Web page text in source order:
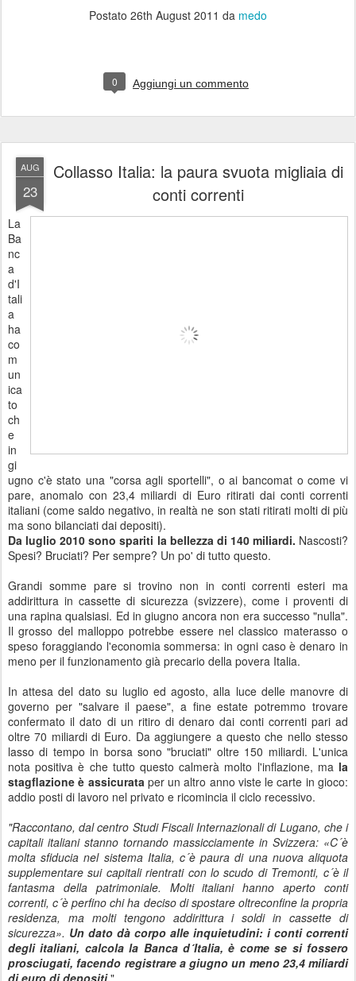
Postato 26th August 2011 da medo
0 Aggiungi un commento
AUG
23
Collasso Italia: la paura svuota migliaia di
conti correnti
La
Ba
nc
a
d'I
tali
a
ha
co
m
un
ica
to
ch
e
in
gi
ugno c'è stato una "corsa agli sportelli", o ai bancomat o come vi
pare, anomalo con 23,4 miliardi di Euro ritirati dai conti correnti
italiani (come saldo negativo, in realtà ne son stati ritirati molti di più
ma sono bilanciati dai depositi).
Da luglio 2010 sono spariti la bellezza di 140 miliardi. Nascosti?
Spesi? Bruciati? Per sempre? Un po' di tutto questo.
Grandi somme pare si trovino non in conti correnti esteri ma
addirittura in cassette di sicurezza (svizzere), come i proventi di
una rapina qualsiasi. Ed in giugno ancora non era successo "nulla".
Il grosso del malloppo potrebbe essere nel classico materasso o
speso foraggiando l'economia sommersa: in ogni caso è denaro in
meno per il funzionamento già precario della povera Italia.
In attesa del dato su luglio ed agosto, alla luce delle manovre di
governo per "salvare il paese", a fine estate potremmo trovare
confermato il dato di un ritiro di denaro dai conti correnti pari ad
oltre 70 miliardi di Euro. Da aggiungere a questo che nello stesso
lasso di tempo in borsa sono "bruciati" oltre 150 miliardi. L'unica
nota positiva è che tutto questo calmerà molto l'inflazione, ma la
stagflazione è assicurata per un altro anno viste le carte in gioco:
addio posti di lavoro nel privato e ricomincia il ciclo recessivo.
"Raccontano, dal centro Studi Fiscali Internazionali di Lugano, che i
capitali italiani stanno tornando massicciamente in Svizzera: «C´è
molta sfiducia nel sistema Italia, c´è paura di una nuova aliquota
supplementare sui capitali rientrati con lo scudo di Tremonti, c´è il
fantasma della patrimoniale. Molti italiani hanno aperto conti
correnti, c´è perfino chi ha deciso di spostare oltreconfine la propria
residenza, ma molti tengono addirittura i soldi in cassette di
sicurezza». Un dato dà corpo alle inquietudini: i conti correnti
degli italiani, calcola la Banca d´Italia, è come se si fossero
prosciugati, facendo registrare a giugno un meno 23,4 miliardi
di euro di depositi."